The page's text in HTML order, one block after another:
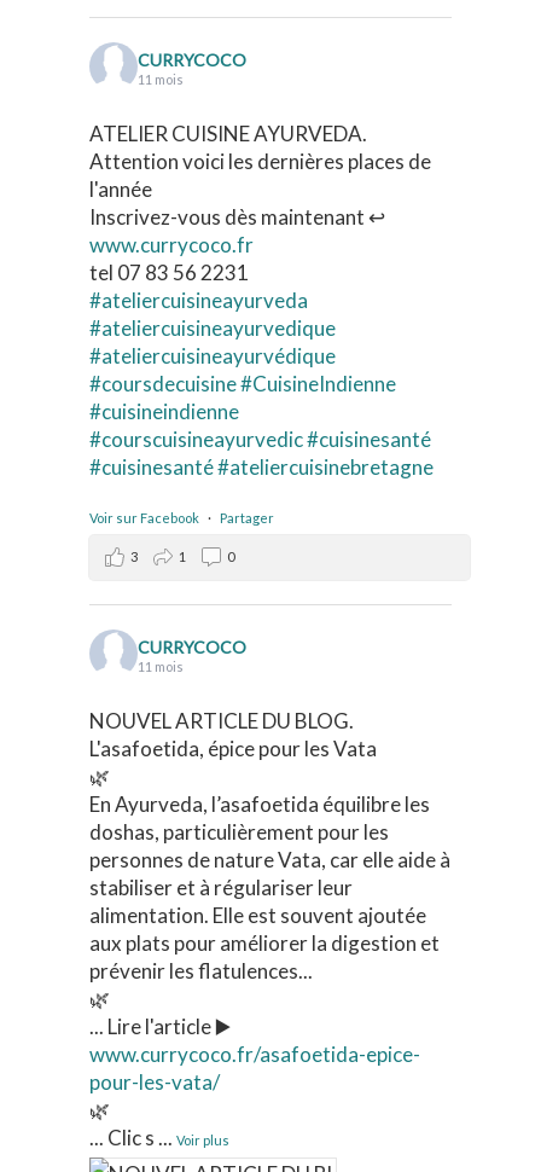
CURRYCOCO
11 mois
ATELIER CUISINE AYURVEDA.
Attention voici les dernières places de
l'année
Inscrivez-vous dès maintenant ↩️
www.currycoco.fr
tel 07 83 56 2231
#ateliercuisineayurveda
#ateliercuisineayurvedique
#ateliercuisineayurvédique
#coursdecuisine#CuisineIndienne
#cuisineindienne
#courscuisineayurvedic#cuisinesanté
#cuisinesanté#ateliercuisinebretagne
Voir sur Facebook · Partager
3 1 0
CURRYCOCO
11 mois
NOUVEL ARTICLE DU BLOG.
L'asafoetida, épice pour les Vata
🌿
En Ayurveda, l’asafoetida équilibre les
doshas, particulièrement pour les
personnes de nature Vata, car elle aide à
stabiliser et à régulariser leur
alimentation. Elle est souvent ajoutée
aux plats pour améliorer la digestion et
prévenir les flatulences...
🌿
... Lire l'article ▶️
www.currycoco.fr/asafoetida-epice-
pour-les-vata/
🌿
... Clic s... Voir plus